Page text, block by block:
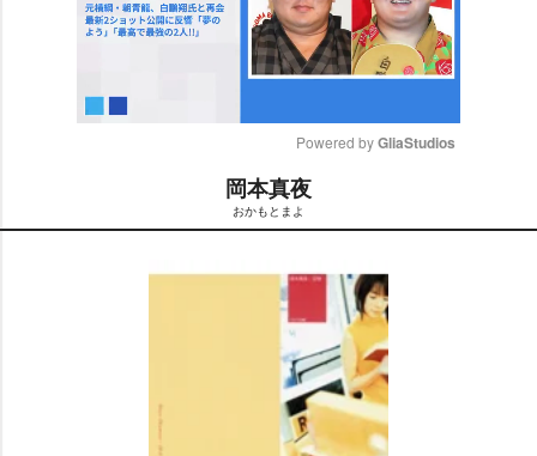
t
Powered by GliaStudios
岡本真夜
おかもとまよ